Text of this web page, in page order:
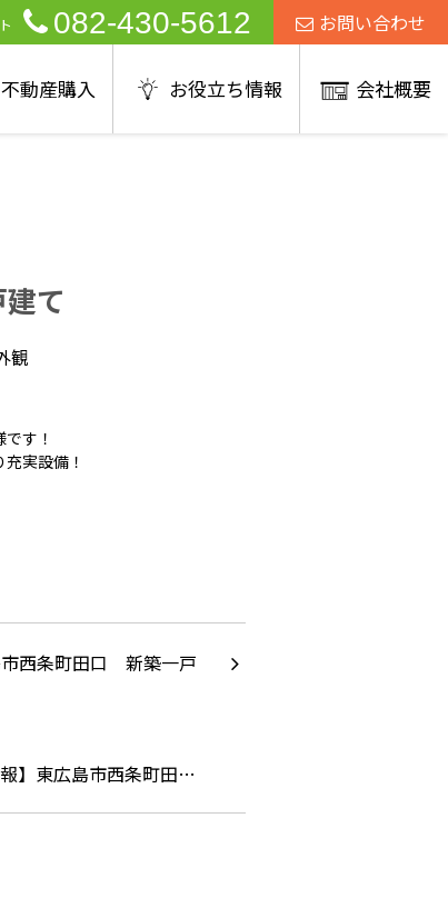
082-430-5612 お問い合わせ
不動産購入 お役立ち情報 会社概要
て
す！
実設備！
報】東広島市西条町田…